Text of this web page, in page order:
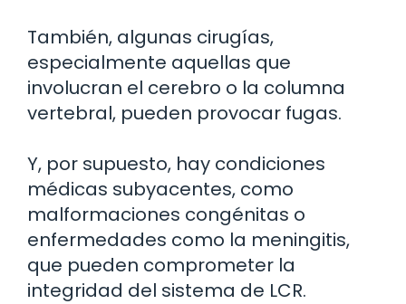
También, algunas cirugías,
especialmente aquellas que
involucran el cerebro o la columna
vertebral, pueden provocar fugas.
Y, por supuesto, hay condiciones
médicas subyacentes, como
malformaciones congénitas o
enfermedades como la meningitis,
que pueden comprometer la
integridad del sistema de LCR.